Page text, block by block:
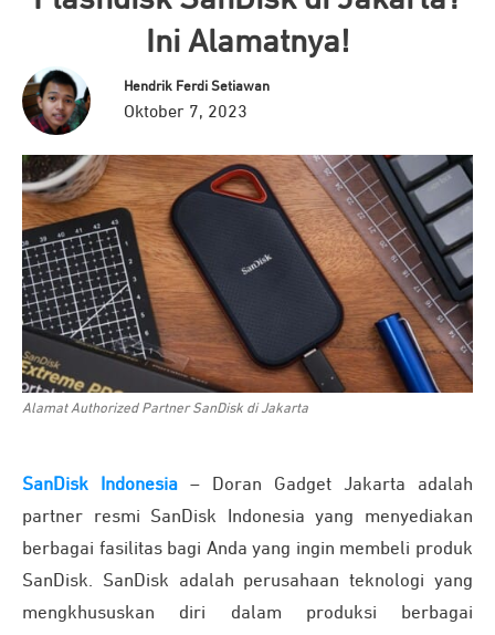
Ini Alamatnya!
Hendrik Ferdi Setiawan
Oktober 7, 2023
Alamat Authorized Partner SanDisk di Jakarta
SanDisk Indonesia – Doran Gadget Jakarta adalah
partner resmi SanDisk Indonesia yang menyediakan
berbagai fasilitas bagi Anda yang ingin membeli produk
SanDisk. SanDisk adalah perusahaan teknologi yang
mengkhususkan diri dalam produksi berbagai